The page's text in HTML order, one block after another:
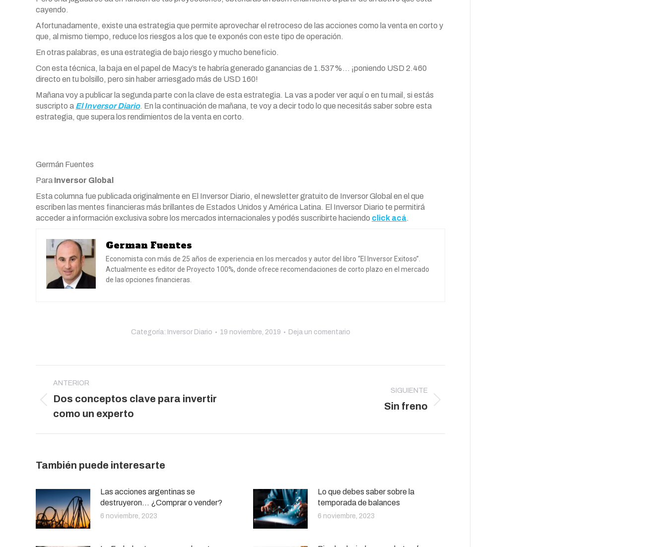
cayendo.
Afortunadamente, existe una estrategia que permite aprovechar el retroceso de las acciones como la venta en corto y
que, al mismo tiempo, reduce los riesgos a los que te exponés con este tipo de operación.
En otras palabras, es una estrategia de bajo riesgo y mucho beneficio.
Con esta técnica, la baja en el papel de Macy’s te habría generado ganancias de 1.537%… ¡poniendo USD 2.460
directo en tu bolsillo, pero sin haber arriesgado más de USD 160!
Mañana voy a publicar la segunda parte con la clave de esta estrategia. La vas a poder ver aquí o en tu mail, si estás
suscripto a El Inversor Diario. En la continuación de mañana, te voy a decir todo lo que necesitás saber sobre esta
estrategia, que supera los rendimientos de la venta en corto.
Germán Fuentes
Para Inversor Global
Esta columna fue publicada originalmente en El Inversor Diario, el newsletter gratuito de Inversor Global en el que
escriben las mentes financieras más brillantes de Estados Unidos y América Latina. El Inversor Diario te permitirá
acceder a información exclusiva sobre los mercados internacionales y podés suscribirte haciendo click acá.
German Fuentes
Economista con más de 25 años de experiencia en los mercados y autor del libro “El Inversor Exitoso”.
Actualmente es editor de Proyecto 100%, donde ofrece recomendaciones de corto plazo en el mercado
de las opciones financieras.
Categoría: Inversor Diario 19 noviembre, 2019 Deja un comentario
entre
publicaciones
ANTERIOR
Publicación
anterior:
Dos conceptos clave para invertir
como un experto
SIGUIENTE
Sin freno
También puede interesarte
Las acciones argentinas se
destruyeron… ¿Comprar o vender?
6 noviembre, 2023
Lo que debes saber sobre la
temporada de balances
6 noviembre, 2023